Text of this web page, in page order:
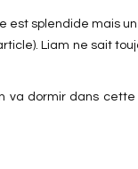
est splendide mais
Liam ne sait
dormir dans cette